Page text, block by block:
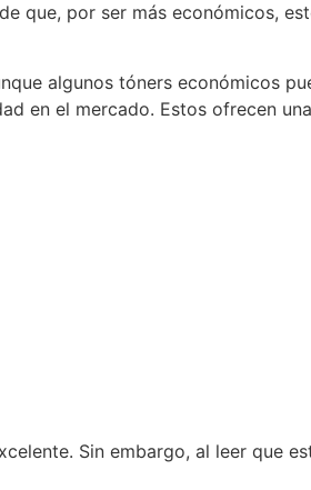
que, por ser más económicos,
algunos tóners económicos
en el mercado. Estos ofrecen
Sin embargo, al leer que